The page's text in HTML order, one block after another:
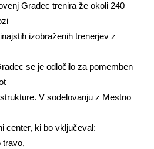
Gradec trenira že okoli 240
izobraženih trenerjev z
se je odločilo za pomemben
V sodelovanju z Mestno
center, ki bo vključeval:
travo,